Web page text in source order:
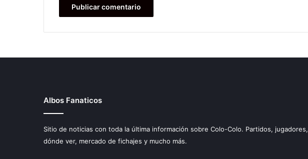
Albos Fanaticos
Sitio de noticias con toda la última información sobre Colo-Colo. Partidos, jugadores,
dónde ver, mercado de fichajes y mucho más.